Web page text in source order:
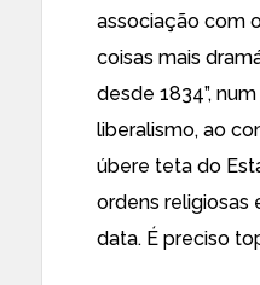
associação com
coisas mais
desde 1834”,
liberalismo, ao
úbere teta do
ordens religiosas
data. É preciso